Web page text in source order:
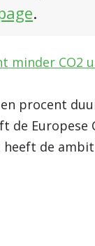
.
minder CO2
procent
de
de